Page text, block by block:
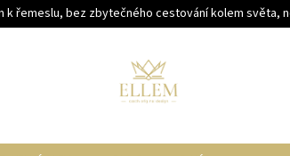
k řemeslu, bez zbytečného cestování kolem světa,